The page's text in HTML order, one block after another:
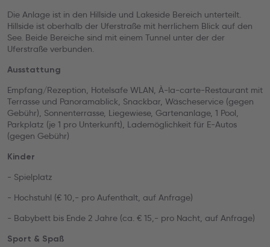
Die Anlage ist in den Hillside und Lakeside Bereich unterteilt.
Hillside ist oberhalb der Uferstraße mit herrlichem Blick auf den
See. Beide Bereiche sind mit einem Tunnel unter der der
Uferstraße verbunden.
Ausstattung
Empfang/Rezeption, Hotelsafe WLAN, À-la-carte-Restaurant mit
Terrasse und Panoramablick, Snackbar, Wäscheservice (gegen
Gebühr), Sonnenterrasse, Liegewiese, Gartenanlage, 1 Pool,
Parkplatz (je 1 pro Unterkunft), Lademöglichkeit für E-Autos
(gegen Gebühr)
Kinder
- Spielplatz
- Hochstuhl (€ 10,- pro Aufenthalt, auf Anfrage)
- Babybett bis Ende 2 Jahre (ca. € 15,- pro Nacht, auf Anfrage)
Sport & Spaß